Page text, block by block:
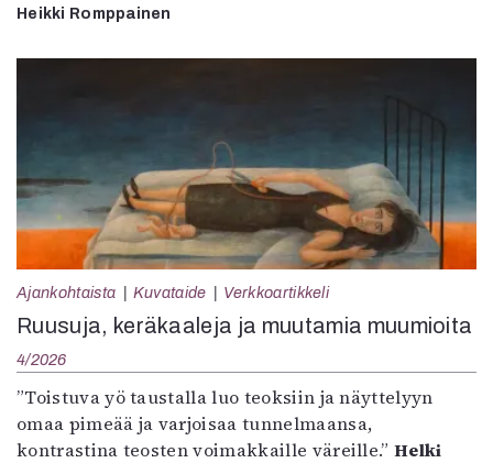
Heikki Romppainen
Ajankohtaista Kuvataide Verkkoartikkeli
Ruusuja, keräkaaleja ja muutamia muumioita
4/2026
”Toistuva yö taustalla luo teoksiin ja näyttelyyn
omaa pimeää ja varjoisaa tunnelmaansa,
kontrastina teosten voimakkaille väreille.”Helki